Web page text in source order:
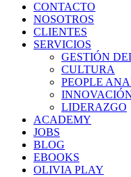
CONTACTO
NOSOTROS
CLIENTES
SERVICIOS
GESTIÓN
CULTURA
PEOPLE
LIDERAZGO
ACADEMY
JOBS
BLOG
EBOOKS
OLIVIA PLAY